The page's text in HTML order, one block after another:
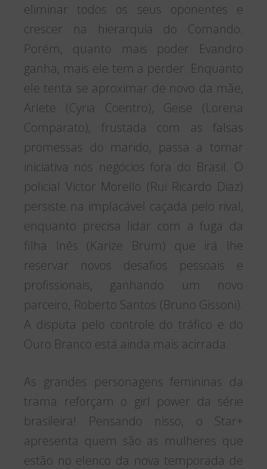
eliminar todos os seus oponentes e
crescer na hierarquia do Comando.
Porém, quanto mais poder Evandro
ganha, mais ele tem a perder. Enquanto
ele tenta se aproximar de novo da mãe,
Arlete (Cyria Coentro), Geise (Lorena
Comparato), frustada com as falsas
promessas do marido, passa a tomar
iniciativa nos negócios fora do Brasil. O
policial Victor Morello (Rui Ricardo Diaz)
persiste na implacável caçada pelo rival,
enquanto precisa lidar com a fuga da
filha Inês (Karize Brum) que irá lhe
reservar novos desafios pessoais e
profissionais, ganhando um novo
parceiro, Roberto Santos (Bruno Gissoni).
A disputa pelo controle do tráfico e do
Ouro Branco está ainda mais acirrada.
As grandes personagens femininas da
trama reforçam o girl power da série
brasileira! Pensando nisso, o Star+
apresenta quem são as mulheres que
estão no elenco da nova temporada de